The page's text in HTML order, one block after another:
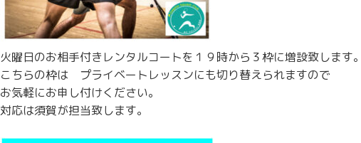
火曜日のお相手付きレンタルコートを１９時から３枠に増設致します。
こちらの枠は プライベートレッスンにも切り替えられますので
お気軽にお申し付けください。
対応は須賀が担当致します。